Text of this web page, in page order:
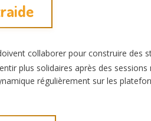
collaborer pour construire des
plus solidaires après des sessions
régulièrement sur les